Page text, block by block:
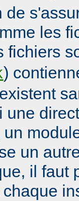
de
les
fichiers
)
une
un
il faut
chaque